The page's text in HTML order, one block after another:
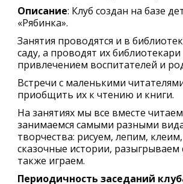
Описание: Клуб создан на базе
«Рябинка».
Занятия проводятся и в
саду, а проводят их библиотекари
привлечением воспитателей и
Встречи с маленькими
приобщить их к чтению и книги.
На занятиях мы все вместе
занимаемся самыми разными
творчества: рисуем, лепим,
сказочные истории, разыгрываем
также играем.
Периодичность заседаний